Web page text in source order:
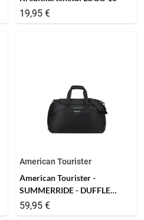
19,95 €
American Tourister
American Tourister -
SUMMERRIDE - DUFFLE
55/22 - black
59,95 €